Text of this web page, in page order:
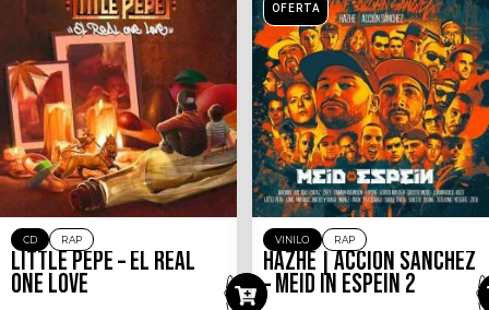
CD RAP
LITTLE PEPE – EL REAL
ONE LOVE
OFERTA
VINILO RAP
HAZHE | ACCION SANCHEZ
– MEID IN ESPEIN 2